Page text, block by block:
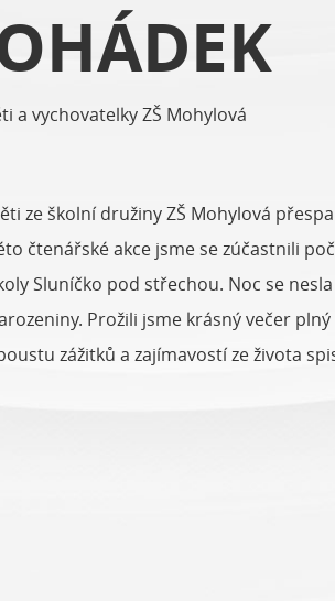
a vychovatelky ZŠ Mohylová
ze školní družiny ZŠ Mohylová
čtenářské akce jsme se zúčastnili
Sluníčko pod střechou. Noc se
Prožili jsme krásný večer
zážitků a zajímavostí ze života